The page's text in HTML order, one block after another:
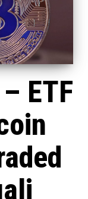
ETF